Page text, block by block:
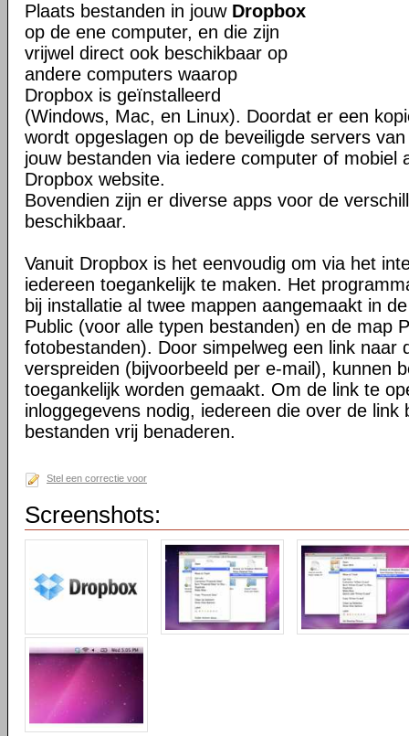
Plaats bestanden in jouw Dropbox
op de ene computer, en die zijn
vrijwel direct ook beschikbaar op
andere computers waarop
Dropbox is geïnstalleerd
(Windows, Mac, en Linux). Doordat er een
wordt opgeslagen op de beveiligde servers
jouw bestanden via iedere computer of mobiel
Dropbox website.
Bovendien zijn er diverse apps voor de
beschikbaar.
Vanuit Dropbox is het eenvoudig om via het
iedereen toegankelijk te maken. Het
bij installatie al twee mappen aangemaakt in
Public (voor alle typen bestanden) en de map
fotobestanden). Door simpelweg een link naar
verspreiden (bijvoorbeeld per e-mail), kunnen
toegankelijk worden gemaakt. Om de link te
inloggegevens nodig, iedereen die over de link
bestanden vrij benaderen.
Stel een correctie voor
Screenshots: